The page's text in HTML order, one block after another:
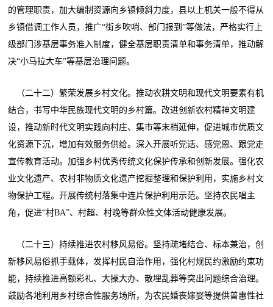
的管理职责，加大编制资源向乡镇倾斜力度，县以上机关一般不得从
乡镇借调工作人员，推广“街乡吹哨、部门报到”等做法，严格实行上
级部门涉基层事务准入制度，健全基层职责清单和事务清单，推动解
决“小马拉大车”等基层治理问题。
（二十二）繁荣发展乡村文化。推动农耕文明和现代文明要素有机
结合，书写中华民族现代文明的乡村篇。改进创新农村精神文明建
设，推动新时代文明实践向村庄、集市等末梢延伸，促进城市优质文
化资源下沉，增加有效服务供给。深入开展听党话、感党恩、跟党走
宣传教育活动。加强乡村优秀传统文化保护传承和创新发展。强化农
业文化遗产、农村非物质文化遗产挖掘整理和保护利用，实施乡村文
物保护工程。开展传统村落集中连片保护利用示范。坚持农民唱主
角，促进“村BA”、村超、村晚等群众性文体活动健康发展。
（二十三）持续推进农村移风易俗。坚持疏堵结合、标本兼治，创
新移风易俗抓手载体，发挥村民自治作用，强化村规民约激励约束功
能，持续推进高额彩礼、大操大办、散埋乱葬等突出问题综合治理。
鼓励各地利用乡村综合性服务场所，为农民婚丧嫁娶等提供普惠性社